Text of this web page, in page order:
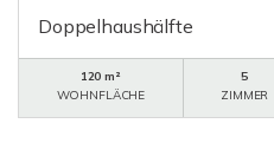
Doppelhaushälfte
120 m²
WOHNFLÄCHE
5
ZIMMER